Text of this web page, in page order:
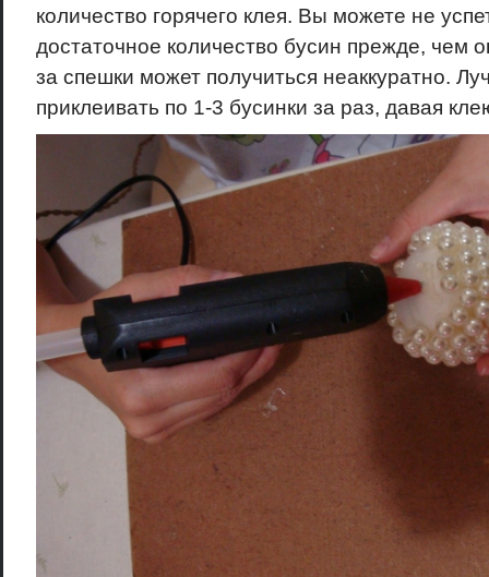
количество горячего клея. Вы можете не
достаточное количество бусин прежде, чем
за спешки может получиться неаккуратно.
приклеивать по 1-3 бусинки за раз, давая